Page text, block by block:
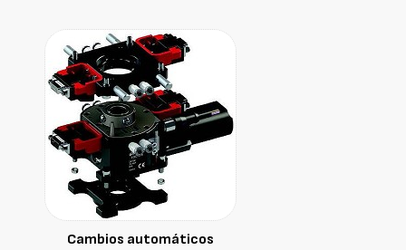
Cambios automáticos